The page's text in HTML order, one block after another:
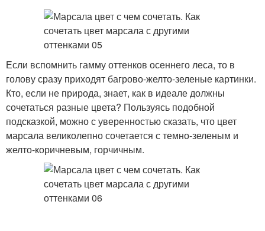
Если вспомнить гамму оттенков осеннего леса, то в
голову сразу приходят багрово-желто-зеленые картинки.
Кто, если не природа, знает, как в идеале должны
сочетаться разные цвета? Пользуясь подобной
подсказкой, можно с уверенностью сказать, что цвет
марсала великолепно сочетается с темно-зеленым и
желто-коричневым, горчичным.